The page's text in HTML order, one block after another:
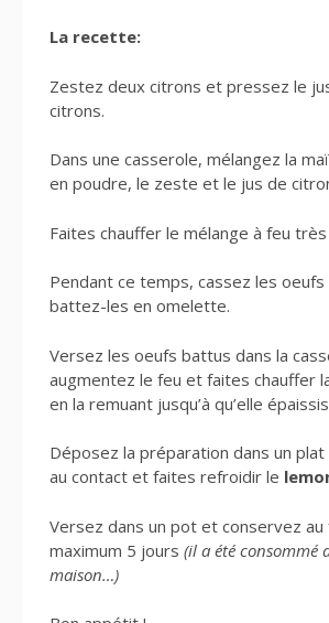
La recette:
Zestez deux citrons et pressez le
citrons.
Dans une casserole, mélangez la
en poudre, le zeste et le jus de
Faites chauffer le mélange à feu
Pendant ce temps, cassez les
battez-les en omelette.
Versez les oeufs battus dans la
augmentez le feu et faites chauffer
en la remuant jusqu’à qu’elle
Déposez la préparation dans un
au contact et faites refroidir le
Versez dans un pot et conservez au
maximum 5 jours (il a été consommé
maison…)